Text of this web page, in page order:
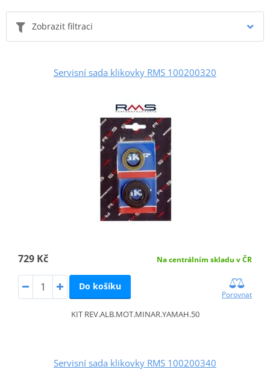
Zobrazit filtraci
Servisní sada klikovky RMS 100200320
729 Kč Na centrálním skladu v ČR
Do košíku
Porovnat
KIT REV.ALB.MOT.MINAR.YAMAH.50
Servisní sada klikovky RMS 100200340